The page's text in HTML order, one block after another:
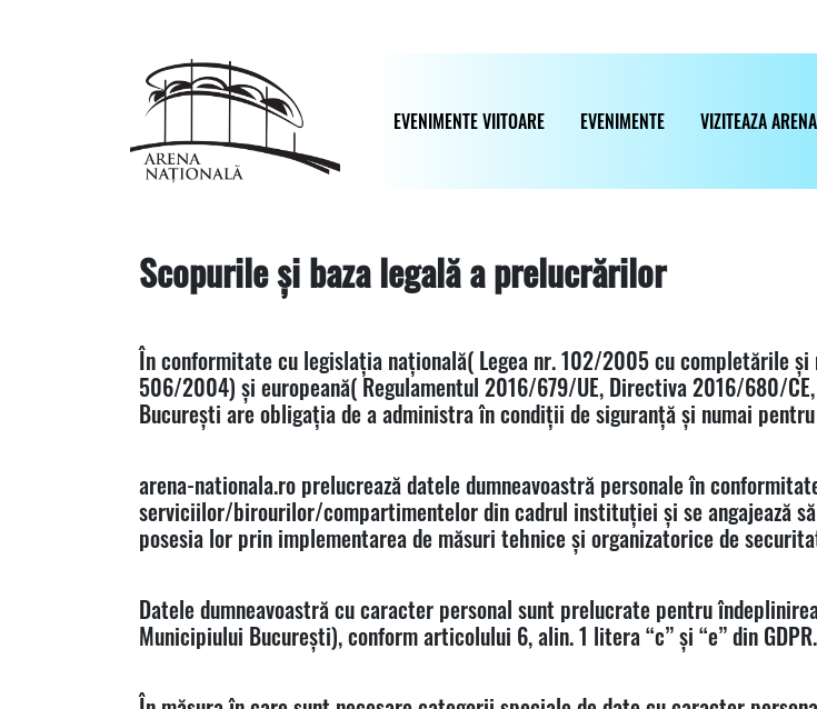
EVENIMENTE VIITOARE EVENIMENTE VIZITEAZA ARENA
Scopurile și baza legală a prelucrărilor
În conformitate cu legislația națională( Legea nr. 102/2005 cu completările
506/2004) și europeană( Regulamentul 2016/679/UE, Directiva 2016/680/
București are obligația de a administra în condiții de siguranță și numai
arena-nationala.ro prelucrează datele dumneavoastră personale în
serviciilor/birourilor/compartimentelor din cadrul instituției și se angajează
posesia lor prin implementarea de măsuri tehnice și organizatorice de
Datele dumneavoastră cu caracter personal sunt prelucrate pentru
Municipiului București), conform articolului 6, alin. 1 litera “c” și “e” din GDPR.